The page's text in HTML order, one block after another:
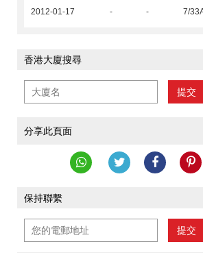
2012-01-17
- - 7/
香港大廈搜尋
提交
分享此頁面
保持聯繫
提交